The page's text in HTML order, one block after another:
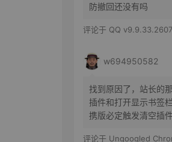
防撤回还没有吗
评论于 QQ
w694950582
找到原因了，站长的
插件和打开显示书签
携版必定触发清空插
评论于 Ungoogled Chromium